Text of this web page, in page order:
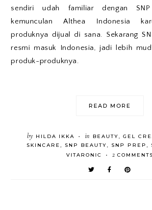
sendiri udah familiar dengan
kemunculan Althea Indonesia
produknya dijual di sana. Sekarang
resmi masuk Indonesia, jadi lebih
produk-produknya.
READ MORE
by HILDA IKKA • in BEAUTY, GEL
SKINCARE , SNP BEAUTY, SNP PREP ,
VITARONIC
• 2 COMMENTS